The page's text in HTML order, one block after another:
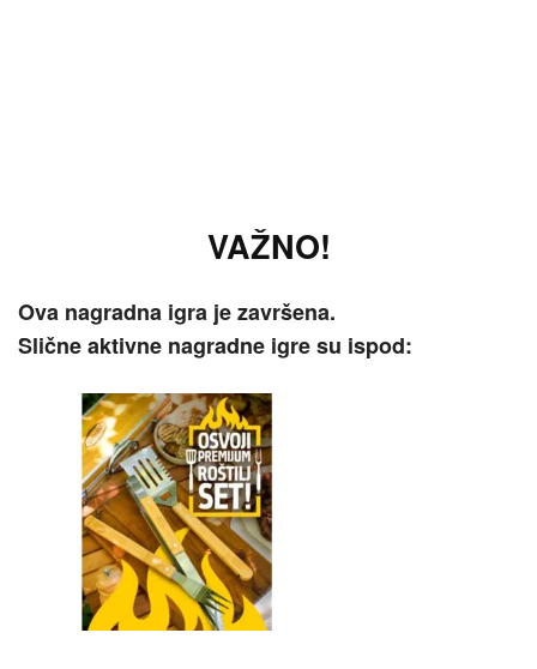
VAŽNO!
Ova nagradna igra je završena.
Slične aktivne nagradne igre su ispod: